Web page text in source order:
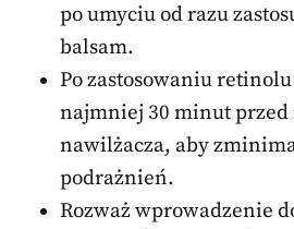
po umyciu od razu
balsam.
Po zastosowaniu
najmniej 30 minut przed
nawilżacza, aby
podrażnień.
Rozważ wprowadzenie